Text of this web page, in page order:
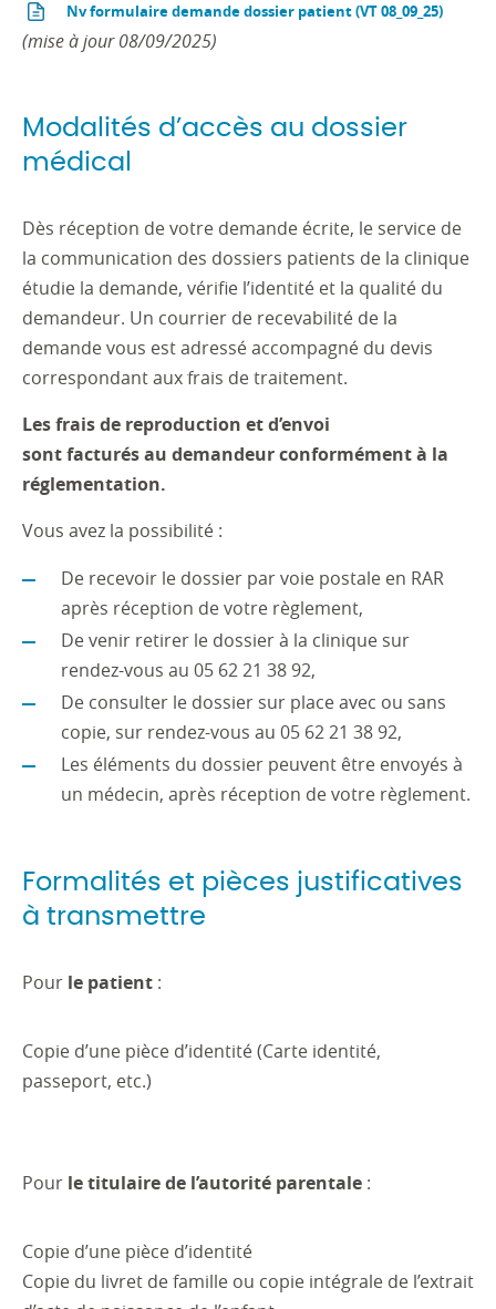
Nv formulaire demande dossier patient (VT 08_09_25)
(mise à jour 08/09/2025)
Modalités d’accès au dossier
médical
Dès réception de votre demande écrite, le service de
la communication des dossiers patients de la clinique
étudie la demande, vérifie l’identité et la qualité du
demandeur. Un courrier de recevabilité de la
demande vous est adressé accompagné du devis
correspondant aux frais de traitement.
Les frais de reproduction et d’envoi
sont facturés au demandeurconformément à la
réglementation.
Vous avez la possibilité :
De recevoir le dossier par voie postale en RAR
après réception de votre règlement,
De venir retirer le dossier à la clinique sur
rendez-vous au 05 62 21 38 92,
De consulter le dossier sur place avec ou sans
copie, sur rendez-vous au 05 62 21 38 92,
Les éléments du dossier peuvent être envoyés à
un médecin, après réception de votre règlement.
Formalités et pièces justificatives
à transmettre
Pour le patient :
Copie d’une pièce d’identité (Carte identité,
passeport, etc.)
Pour le titulaire de l’autorité parentale :
Copie d’une pièce d’identité
Copie du livret de famille ou copie intégrale de l’extrait